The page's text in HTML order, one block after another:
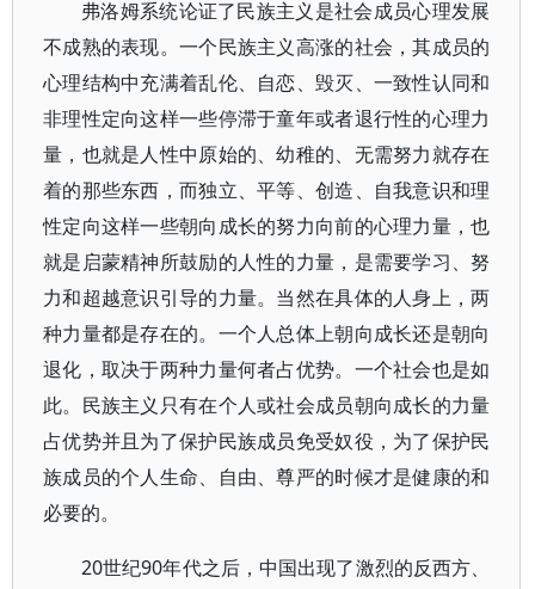
弗洛姆系统论证了民族主义是社会成员心理发展
不成熟的表现。一个民族主义高涨的社会，其成员的
心理结构中充满着乱伦、自恋、毁灭、一致性认同和
非理性定向这样一些停滞于童年或者退行性的心理力
量，也就是人性中原始的、幼稚的、无需努力就存在
着的那些东西，而独立、平等、创造、自我意识和理
性定向这样一些朝向成长的努力向前的心理力量，也
就是启蒙精神所鼓励的人性的力量，是需要学习、努
力和超越意识引导的力量。当然在具体的人身上，两
种力量都是存在的。一个人总体上朝向成长还是朝向
退化，取决于两种力量何者占优势。一个社会也是如
此。民族主义只有在个人或社会成员朝向成长的力量
占优势并且为了保护民族成员免受奴役，为了保护民
族成员的个人生命、自由、尊严的时候才是健康的和
必要的。
20世纪90年代之后，中国出现了激烈的反西方、